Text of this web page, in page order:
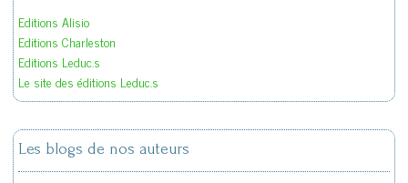
Editions Alisio
Editions Charleston
Editions Leduc.s
Le site des éditions Leduc.s
Les blogs de nos auteurs